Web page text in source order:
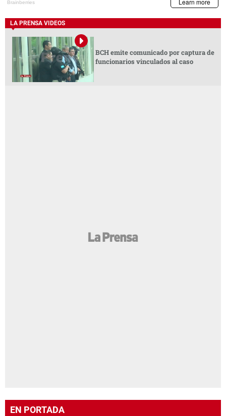
LA PRENSA VIDEOS
BCH emite comunicado por captura de
funcionarios vinculados al caso
EN PORTADA